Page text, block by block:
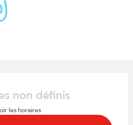
non définis
les horaires